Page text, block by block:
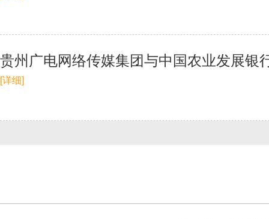
贵州广电网络传媒集团与中国农业发展银
[详细]